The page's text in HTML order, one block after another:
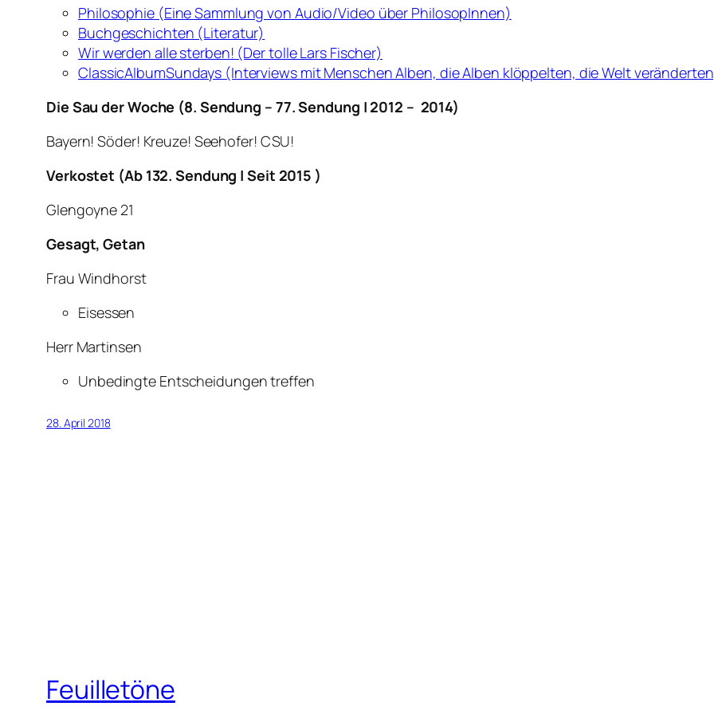
Philosophie (Eine Sammlung von Audio/Video über PhilosopInnen)
Buchgeschichten (Literatur)
Wir werden alle sterben! (Der tolle Lars Fischer)
ClassicAlbumSundays (Interviews mit Menschen Alben, die Alben klöppelten, die Welt
Die Sau der Woche (8. Sendung – 77. Sendung | 2012 – 2014)
Bayern! Söder! Kreuze! Seehofer! CSU!
Verkostet (Ab 132. Sendung | Seit 2015 )
Glengoyne 21
Gesagt, Getan
Frau Windhorst
Eisessen
Herr Martinsen
Unbedingte Entscheidungen treffen
28. April 2018
Feuilletöne